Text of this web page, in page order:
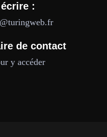
:
de contact
y accéder